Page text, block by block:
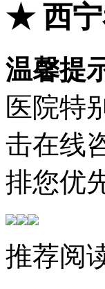
★西宁
温馨提
医院特
击在线
排您优
推荐阅